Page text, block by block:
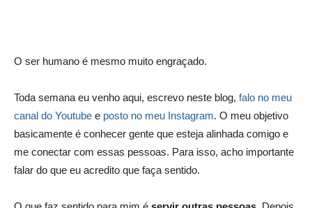
O ser humano é mesmo muito engraçado.
Toda semana eu venho aqui, escrevo neste blog, falo no meu
canal do Youtube e posto no meu Instagram. O meu objetivo
basicamente é conhecer gente que esteja alinhada comigo e
me conectar com essas pessoas. Para isso, acho importante
falar do que eu acredito que faça sentido.